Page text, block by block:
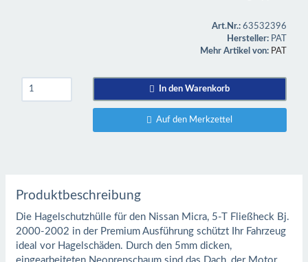
Art.Nr.: 63532396
Hersteller: PAT
Mehr Artikel von: PAT
In den Warenkorb
Auf den Merkzettel
Produktbeschreibung
Die Hagelschutzhülle für den Nissan Micra, 5-T Fließheck Bj.
2000-2002 in der Premium Ausführung schützt Ihr Fahrzeug
ideal vor Hagelschäden. Durch den 5mm dicken,